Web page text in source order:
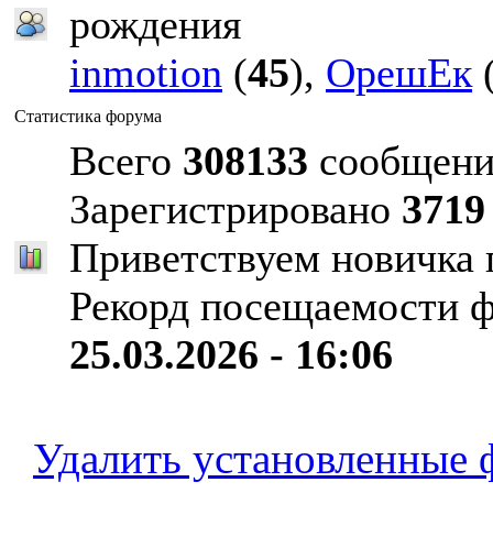
рождения
inmotion (45), ОрешЕк
Статистика форума
Всего 308133
Зарегистрировано 3719
Приветствуем
Рекорд посещаемости
25.03.2026 - 16:06
Удалить